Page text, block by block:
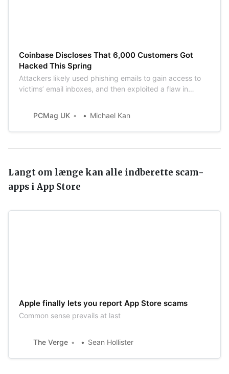
Coinbase Discloses That 6,000 Customers Got
Hacked This Spring
Attackers likely used phishing emails to gain access to
victims’ email inboxes, and then exploited a flaw in
PCMag UK Michael Kan
Langt om længe kan alle indberette scam-
apps i App Store
Apple finally lets you report App Store scams
Common sense prevails at last
The Verge Sean Hollister